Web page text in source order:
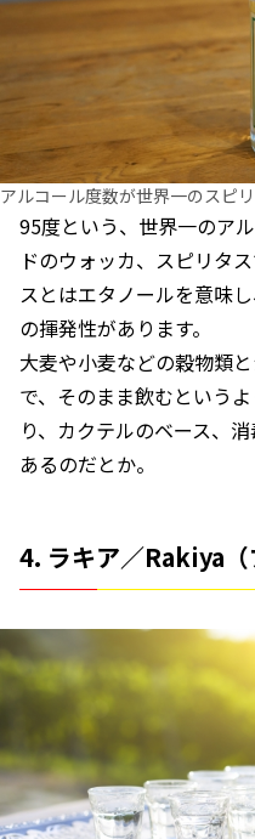
アルコール度数が世界一のスピ
95度という、世界一のア
ドのウォッカ、スピリタ
スとはエタノールを意味
の揮発性があります。
大麦や小麦などの穀物類
で、そのまま飲むという
り、カクテルのベース、
あるのだとか。
4. ラキア／Rakiya（